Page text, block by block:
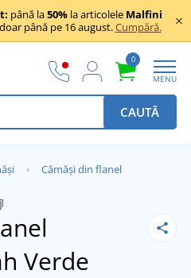
până la50% la articolele Malfini
până pe 16 august.Cumpără.
0
MENU
CAUTĂ
Cămăși din flanel
Verde